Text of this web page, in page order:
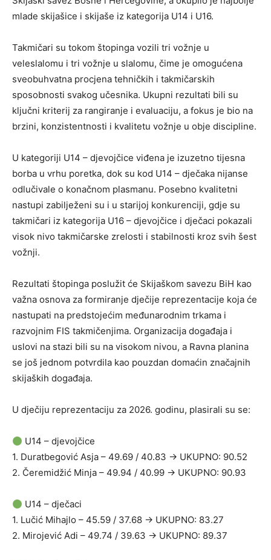
mlade skijašice i skijaše iz kategorija U14 i U16.
Takmičari su tokom štopinga vozili tri vožnje u
veleslalomu i tri vožnje u slalomu, čime je omogućena
sveobuhvatna procjena tehničkih i takmičarskih
sposobnosti svakog učesnika. Ukupni rezultati bili su
ključni kriterij za rangiranje i evaluaciju, a fokus je bio na
brzini, konzistentnosti i kvalitetu vožnje u obje discipline.
U kategoriji U14 – djevojčice viđena je izuzetno tijesna
borba u vrhu poretka, dok su kod U14 – dječaka nijanse
odlučivale o konačnom plasmanu. Posebno kvalitetni
nastupi zabilježeni su i u starijoj konkurenciji, gdje su
takmičari iz kategorija U16 – djevojčice i dječaci pokazali
visok nivo takmičarske zrelosti i stabilnosti kroz svih šest
vožnji.
Rezultati štopinga poslužit će Skijaškom savezu BiH kao
važna osnova za formiranje dječije reprezentacije koja će
nastupati na predstojećim međunarodnim trkama i
razvojnim FIS takmičenjima. Organizacija događaja i
uslovi na stazi bili su na visokom nivou, a Ravna planina
se još jednom potvrdila kao pouzdan domaćin značajnih
skijaških događaja.
U dječiju reprezentaciju za 2026. godinu, plasirali su se:
U14 – djevojčice
1. Duratbegović Asja – 49.69 / 40.83 → UKUPNO: 90.52
2. Čeremidžić Minja – 49.94 / 40.99 → UKUPNO: 90.93
U14 – dječaci
1. Lučić Mihajlo – 45.59 / 37.68 → UKUPNO: 83.27
2. Mirojević Adi – 49.74 / 39.63 → UKUPNO: 89.37